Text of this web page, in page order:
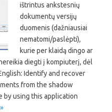
ištrintus ankstesnių
dokumentų versijų
duomenis (dažniausiai
nematomi/paslėpti),
kurie per klaidą dingo ar
diegti į kompiuterį, dėl
Identify and recover
from the shadow
by using this application